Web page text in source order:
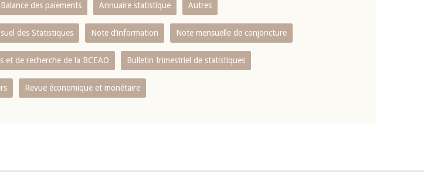
Balance des paiements Annuaire statistique Autres
des Statistiques Note d’information Note mensuelle de conjoncture
et de recherche de la BCEAO Bulletin trimestriel de statistiques
Revue économique et monétaire